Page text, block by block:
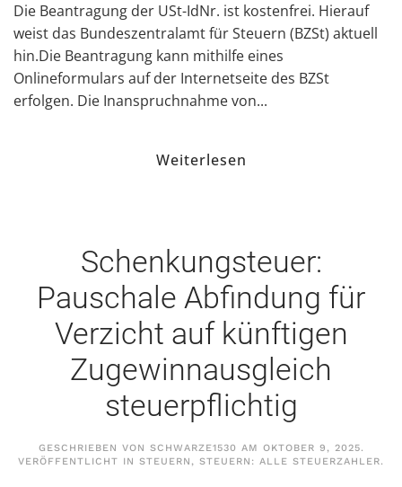
Die Beantragung der USt-IdNr. ist kostenfrei. Hierauf
weist das Bundeszentralamt für Steuern (BZSt) aktuell
hin.Die Beantragung kann mithilfe eines
Onlineformulars auf der Internetseite des BZSt
erfolgen. Die Inanspruchnahme von...
Weiterlesen
Schenkungsteuer:
Pauschale Abfindung für
Verzicht auf künftigen
Zugewinnausgleich
steuerpflichtig
GESCHRIEBEN VON SCHWARZE1530 AM OKTOBER 9, 2025.
VERÖFFENTLICHT IN STEUERN, STEUERN: ALLE STEUERZAHLER.